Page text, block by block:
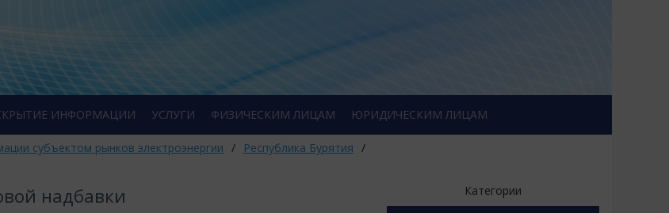
ИНФОРМАЦИИ УСЛУГИ ФИЗИЧЕСКИМ ЛИЦАМ ЮРИДИЧЕСКИМ ЛИЦАМ
субъектом рынков электроэнергии / Республика Бурятия /
надбавки Категории